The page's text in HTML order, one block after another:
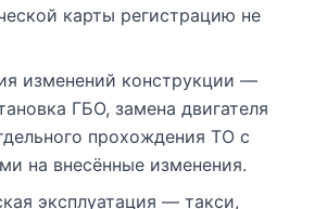
карты регистрацию не
изменений конструкции —
ГБО, замена двигателя
прохождения ТО с
на внесённые изменения.
эксплуатация — такси,